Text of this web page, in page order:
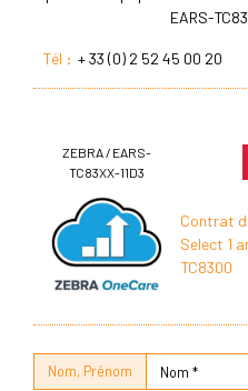
EARS-
Tél : + 33 (0) 2 52 45 00 20
ZEBRA / EARS-
TC83XX-11D3
Contrat
Select 1
TC8300
Nom, Prénom